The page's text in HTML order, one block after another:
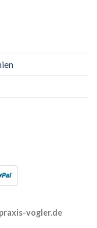
vogler.de